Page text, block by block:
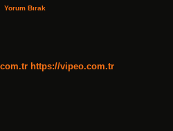
Yorum Bırak
https://vipeo.com.tr